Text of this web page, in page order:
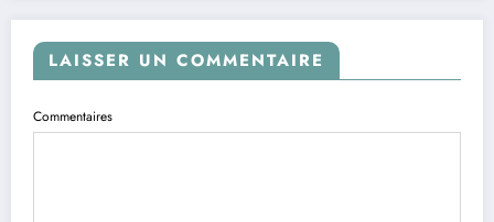
LAISSER UN COMMENTAIRE
Commentaires